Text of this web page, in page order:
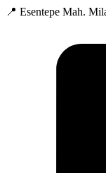
📍 Esentepe Mah.